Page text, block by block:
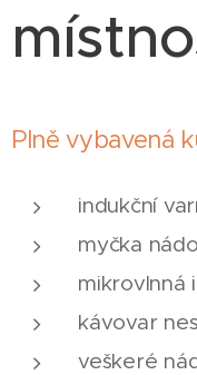
Plně vybavená
indukční
myčka
mikrovlnná
kávovar
veškeré